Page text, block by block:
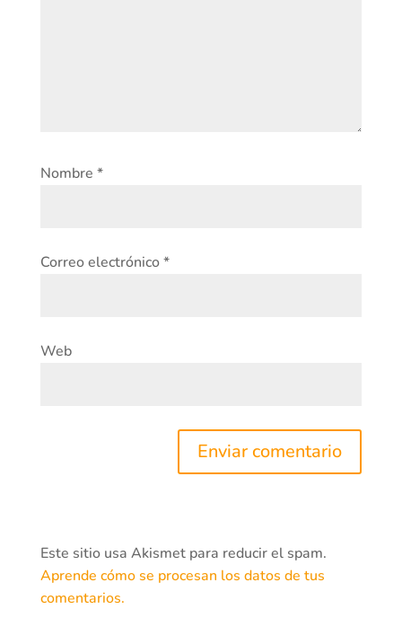
Nombre *
Correo electrónico*
Web
Este sitio usa Akismet para reducir el spam.
Aprende cómo se procesan los datos de tus
comentarios.